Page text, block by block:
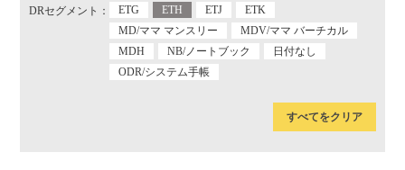
DRセグメント：
ETG
ETH ETJ
ETK
MD/ママ マンスリー
MDV/ママ バーチカル
MDH
NB/ノートブック
日付なし
ODR/システム手帳
すべてをクリア